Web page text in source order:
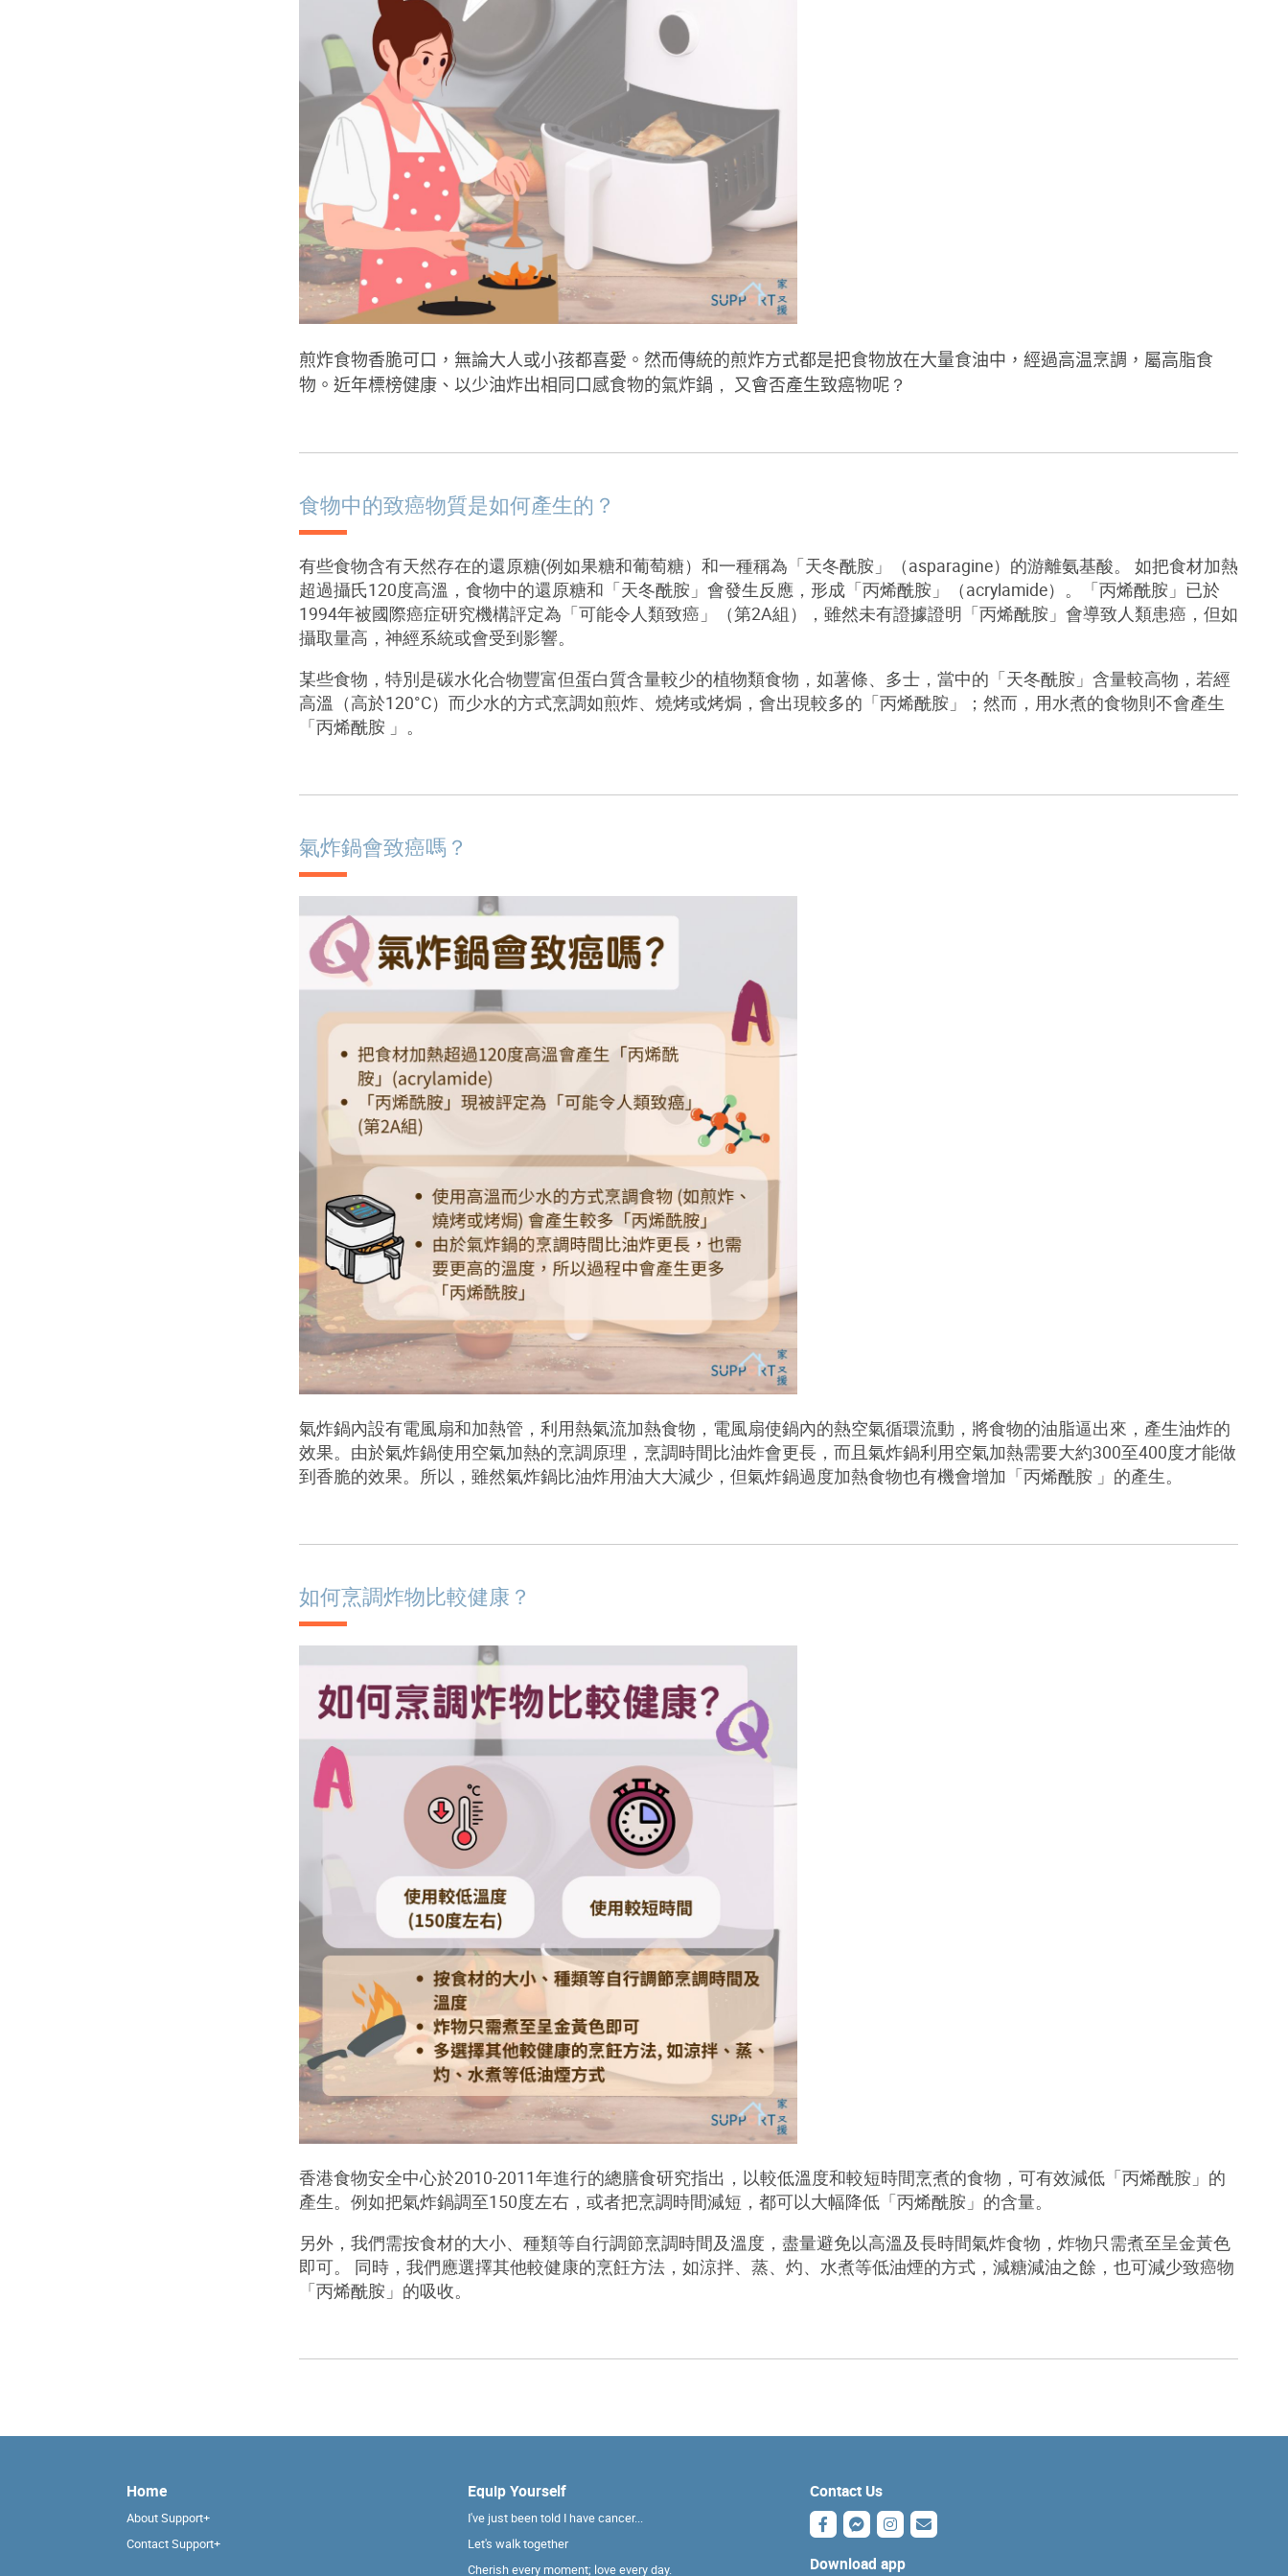
煎炸食物香脆可口，無論大人或小孩都喜愛。然而傳統的煎炸方式都是把食物放在大量食油中，經過高温烹調，屬高脂食
物。近年標榜健康、以少油炸出相同口感食物的氣炸鍋 ， 又會否產生致癌物呢 ？
食物中的致癌物質是如何產生的？
有些食物含有天然存在的還原糖(例如果糖和葡萄糖） 和一種稱為「天冬酰胺」（asparagine）的游離氨基酸。
如把食材加熱
超過攝氏120度高溫，食物中的還原糖和「天冬酰胺」會發生反應，形成「丙烯酰胺」（acrylamide）。「丙烯酰胺」已於
1994年被國際癌症研究機構評定為「可能令人類致癌」（第2A組），雖然未有證據證明「丙烯酰胺」會導致人類患癌，但如
攝取量高，神經系統或會受到影響。
某些食物，特別是碳水化合物豐富但蛋白質含量較少的植物類食物，如薯條、多士，當中的「天冬酰胺」含量較高物，若經
高溫（高於120°C）而少水的方式烹調如煎炸、燒烤或烤焗，會出現較多的「丙烯酰胺」；然而，用水煮的食物則不會產生
「丙烯酰胺 」。
氣炸鍋會致癌嗎？
氣炸鍋內設有電風扇和加熱管，利用熱氣流加熱食物，電風扇使鍋內的熱空氣循環流動，將食物的油脂逼出來，產生油炸的
效果。由於氣炸鍋使用空氣加熱的烹調原理，烹調時間比油炸會更長，而且氣炸鍋利用空氣加熱需要大約300至400度才能做
到香脆的效果。所以，雖然氣炸鍋比油炸用油大大減少，但氣炸鍋過度加熱食物也有機會增加「丙烯酰胺 」的產生。
如何烹調炸物比較健康？
香港食物安全中心於2010-2011年進行的總膳食研究指出，以較低溫度和較短時間烹煮的食物，可有效減低「丙烯酰胺」的
產生。例如把氣炸鍋調至150度左右，或者把烹調時間減短，都可以大幅降低「丙烯酰胺」的含量。
另外，我們需按食材的大小、種類等自行調節烹調時間及溫度，盡量避免以高溫及長時間氣炸食物，炸物只需煮至呈金黃色
即可。
同時，我們應選擇其他較健康的烹飪方法，如涼拌、蒸、灼、水煮等低油煙的方式，減糖減油之餘，也可減少致癌物
「丙烯酰胺」的吸收。
Home
About Support+
Contact Support+
Equip Yourself
I've just been told I have cancer...
Let's walk together
Cherish every moment; love every day.
Contact Us
Download app